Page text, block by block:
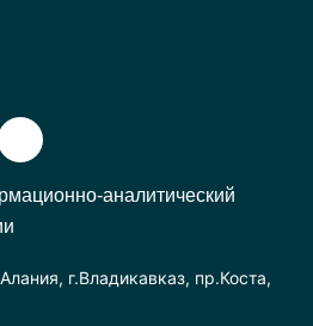
аналитический
г.Владикавказ, пр.Коста,